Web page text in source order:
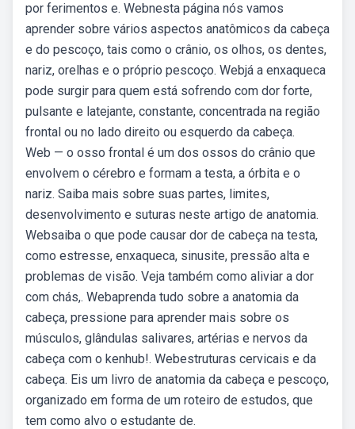
por ferimentos e. Webnesta página nós vamos
aprender sobre vários aspectos anatômicos da cabeça
e do pescoço, tais como o crânio, os olhos, os dentes,
nariz, orelhas e o próprio pescoço. Webjá a enxaqueca
pode surgir para quem está sofrendo com dor forte,
pulsante e latejante, constante, concentrada na região
frontal ou no lado direito ou esquerdo da cabeça.
Web — o osso frontal é um dos ossos do crânio que
envolvem o cérebro e formam a testa, a órbita e o
nariz. Saiba mais sobre suas partes, limites,
desenvolvimento e suturas neste artigo de anatomia.
Websaiba o que pode causar dor de cabeça na testa,
como estresse, enxaqueca, sinusite, pressão alta e
problemas de visão. Veja também como aliviar a dor
com chás,. Webaprenda tudo sobre a anatomia da
cabeça, pressione para aprender mais sobre os
músculos, glândulas salivares, artérias e nervos da
cabeça com o kenhub!. Webestruturas cervicais e da
cabeça. Eis um livro de anatomia da cabeça e pescoço,
organizado em forma de um roteiro de estudos, que
tem como alvo o estudante de.